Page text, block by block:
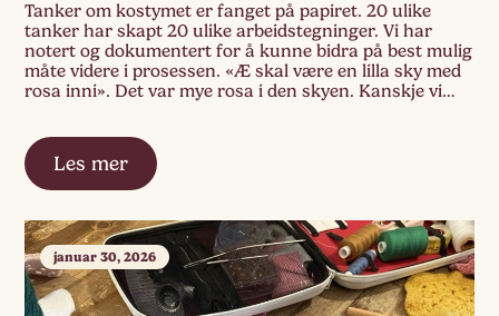
Tanker om kostymet er fanget på papiret. 20 ulike
tanker har skapt 20 ulike arbeidstegninger. Vi har
notert og dokumentert for å kunne bidra på best mulig
måte videre i prosessen. «Æ skal være en lilla sky med
rosa inni». Det var mye rosa i den skyen. Kanskje vi
Les mer
januar 30, 2026